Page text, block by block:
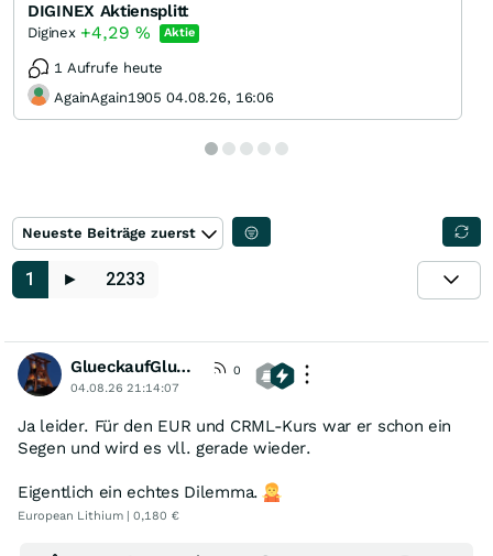
DIGINEX Aktiensplitt
Diginex +4,29% Aktie
1 Aufrufe heute
AgainAgain1905 04.08.26, 16:06
Neueste Beiträge zuerst
1 ► 2233
GlueckaufGlueckauf
0
04.08.26 21:14:07
Ja leider. Für den EUR und CRML-Kurs war er schon ein
Segen und wird es vll. gerade wieder.
Eigentlich ein echtes Dilemma.
European Lithium | 0,180 €